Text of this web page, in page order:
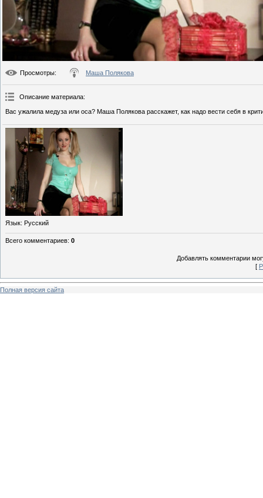
Просмотры: Маша Полякова
Описание материала:
Вас ужалила медуза или оса? Маша Полякова расскажет, как надо вести себя в
Язык: Русский
Всего комментариев: 0
Добавлять комментарии
[
Полная версия сайта